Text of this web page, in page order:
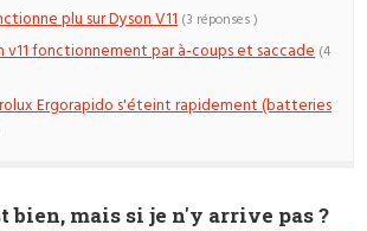
plu sur Dyson V11 (3 réponses )
v11 fonctionnement par à-coups et saccade (4
Ergorapido s'éteint rapidement (batteries
bien, mais si je n'y arrive pas ?